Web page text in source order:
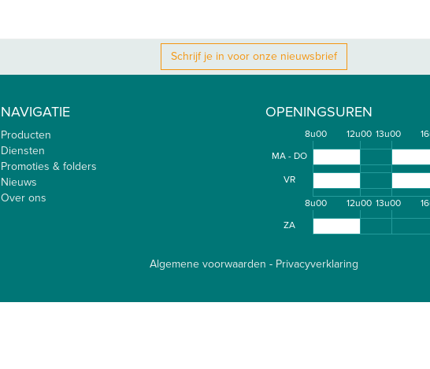
Schrijf je in voor onze nieuwsbrief
NAVIGATIE
Producten
Diensten
Promoties & folders
Nieuws
Over ons
OPENINGSUREN
8u00 12u00 13u00
MA - DO
VR
8u00 12u00 13u00
ZA
Algemene voorwaarden - Privacyverklaring